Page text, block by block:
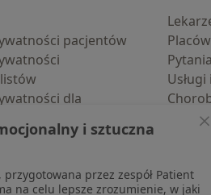
pacjentów
dla
samodzielnie
wyniki wyszukiwania
Pomoc
Blog
i sztuczna
przez zespół Patient
na celu lepsze zrozumienie, w jaki